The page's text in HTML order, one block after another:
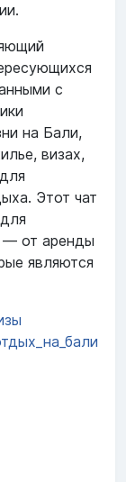
с
на Бали,
визах,
Этот чат
— от аренды
являются